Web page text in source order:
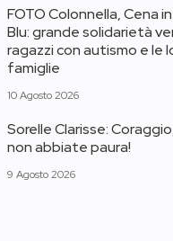
FOTO Colonnella, Cena
Blu: grande solidarietà
ragazzi con autismo e le
famiglie
10 Agosto 2026
Sorelle Clarisse:
non abbiate paura!
9 Agosto 2026